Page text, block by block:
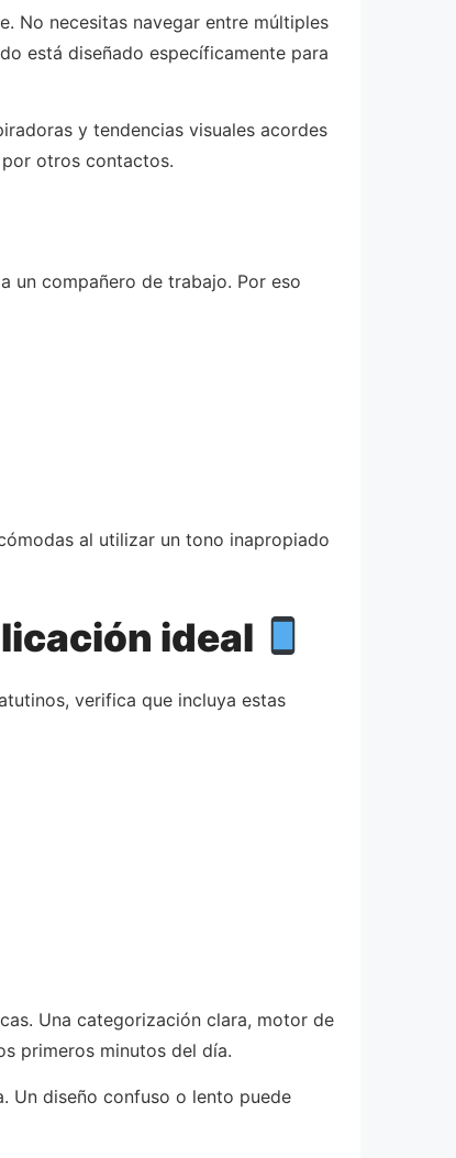
No necesitas navegar entre múltiples
está diseñado específicamente para
y tendencias visuales acordes
otros contactos.
un compañero de trabajo. Por eso
al utilizar un tono inapropiado
ideal
verifica que incluya estas
Una categorización clara, motor de
primeros minutos del día.
Un diseño confuso o lento puede